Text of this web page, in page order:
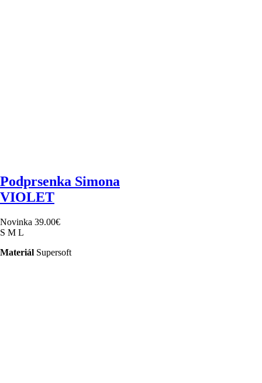
Podprsenka Simona
VIOLET
Novinka 39.00€
S M L
Materiál Supersoft